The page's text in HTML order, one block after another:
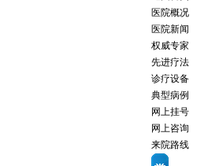
医院概况
医院新闻
权威专家
先进疗法
诊疗设备
典型病例
网上挂号
网上咨询
来院路线